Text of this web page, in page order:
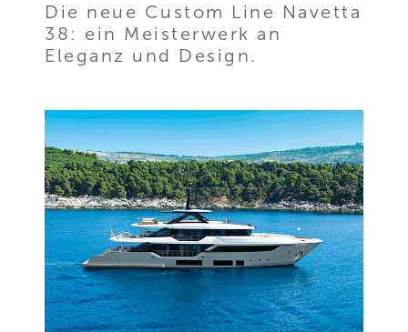
Die neue Custom Line Navetta
38: ein Meisterwerk an
Eleganz und Design.